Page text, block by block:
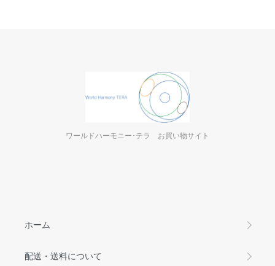
ワールドハーモニー･テラ お買い物サイト
ホーム
配送・送料について